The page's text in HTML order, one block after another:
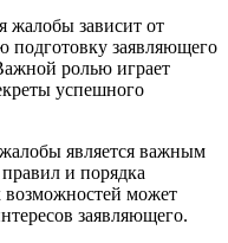
жалобы зависит от
подготовку заявляющего
ролью играет
успешного
является важным
и порядка
возможностей может
заявляющего.